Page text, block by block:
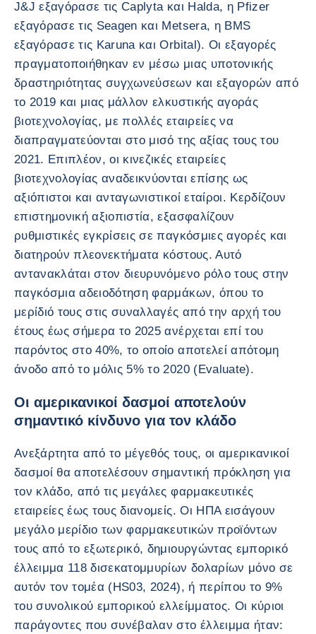
J&J εξαγόρασε τις Caplyta και Halda, η Pfizer
εξαγόρασε τις Seagen και Metsera, η BMS
εξαγόρασε τις Karuna και Orbital). Οι εξαγορές
πραγματοποιήθηκαν εν μέσω μιας υποτονικής
δραστηριότητας συγχωνεύσεων και εξαγορών από
το 2019 και μιας μάλλον ελκυστικής αγοράς
βιοτεχνολογίας, με πολλές εταιρείες να
διαπραγματεύονται στο μισό της αξίας τους του
2021. Επιπλέον, οι κινεζικές εταιρείες
βιοτεχνολογίας αναδεικνύονται επίσης ως
αξιόπιστοι και ανταγωνιστικοί εταίροι. Κερδίζουν
επιστημονική αξιοπιστία, εξασφαλίζουν
ρυθμιστικές εγκρίσεις σε παγκόσμιες αγορές και
διατηρούν πλεονεκτήματα κόστους. Αυτό
αντανακλάται στον διευρυνόμενο ρόλο τους στην
παγκόσμια αδειοδότηση φαρμάκων, όπου το
μερίδιό τους στις συναλλαγές από την αρχή του
έτους έως σήμερα το 2025 ανέρχεται επί του
παρόντος στο 40%, το οποίο αποτελεί απότομη
άνοδο από το μόλις 5% το 2020 (Evaluate).
Οι αμερικανικοί δασμοί αποτελούν
σημαντικό κίνδυνο για τον κλάδο
Ανεξάρτητα από το μέγεθός τους, οι αμερικανικοί
δασμοί θα αποτελέσουν σημαντική πρόκληση για
τον κλάδο, από τις μεγάλες φαρμακευτικές
εταιρείες έως τους διανομείς. Οι ΗΠΑ εισάγουν
μεγάλο μερίδιο των φαρμακευτικών προϊόντων
τους από το εξωτερικό, δημιουργώντας εμπορικό
έλλειμμα 118 δισεκατομμυρίων δολαρίων μόνο σε
αυτόν τον τομέα (HS03, 2024), ή περίπου το 9%
του συνολικού εμπορικού ελλείμματος. Οι κύριοι
παράγοντες που συνέβαλαν στο έλλειμμα ήταν: